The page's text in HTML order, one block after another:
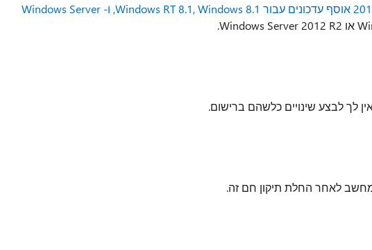
באפריל 2014 אוסף עדכונים עבור Windows RT 8.1, Windows 8.1, ו- Windows Server
לך לבצע שינויים כלשהם ברישום.
לאחר החלת תיקון חם זה.